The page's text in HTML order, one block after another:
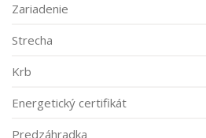
Zariadenie
Strecha
Krb
Energetický certifikát
Predzáhradka